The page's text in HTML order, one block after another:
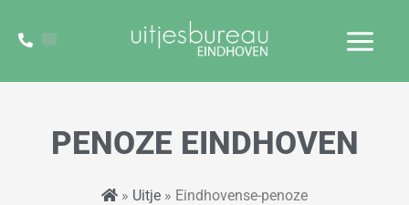
naar
PENOZE EINDHOVEN
» Uitje » Eindhovense-penoze